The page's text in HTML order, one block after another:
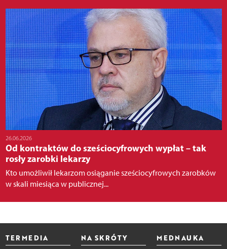
26.06.2026
Od kontraktów do sześciocyfrowych wypłat – tak
rosły zarobki lekarzy
Kto umożliwił lekarzom osiąganie sześciocyfrowych zarobków
w skali miesiąca w publicznej...
TERMEDIA NA SKRÓTY MEDNAUKA